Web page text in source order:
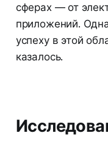
сферах — от
приложений.
успеху в этой
казалось.